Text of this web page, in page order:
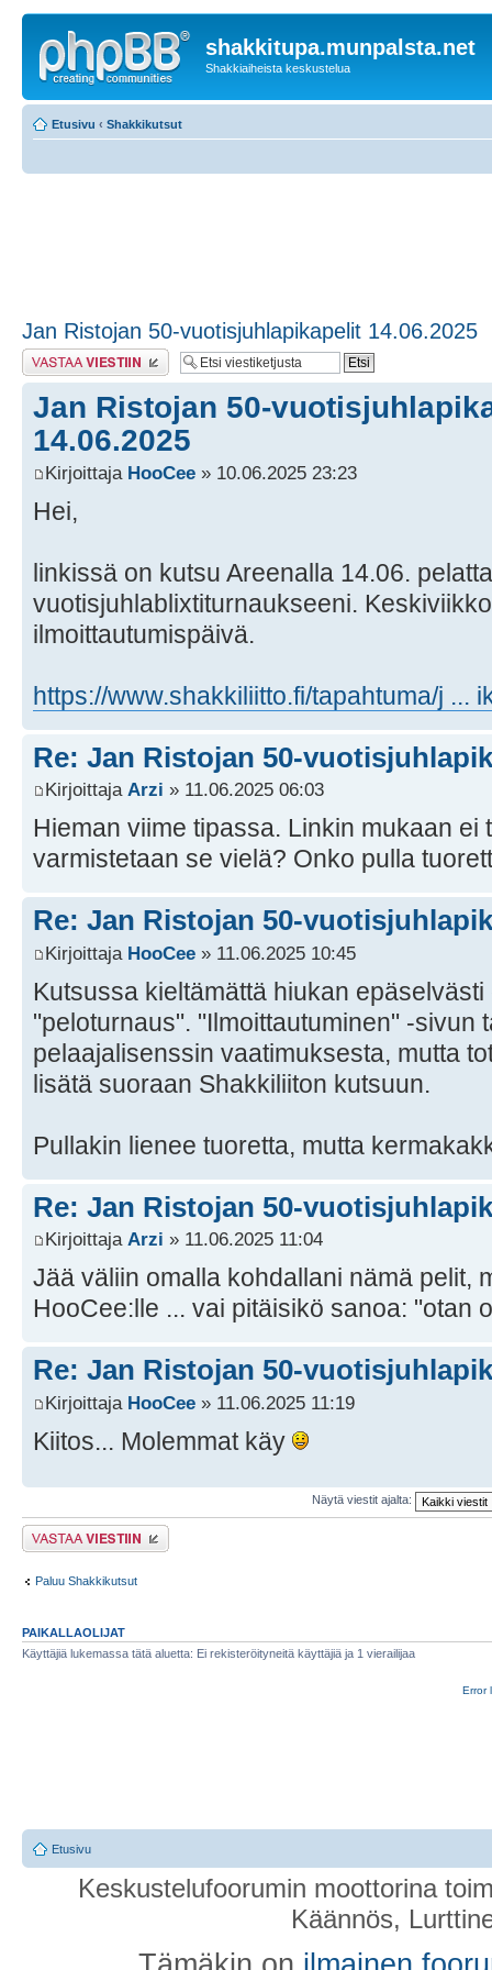
shakkitupa.munpalsta.net
Shakkiaiheista keskustelua
Etusivu ‹ Shakkikutsut
Jan Ristojan 50-vuotisjuhlapikapelit 14.06.2025
Lähetä vastaus
Jan Ristojan 50-
14.06.2025
Kirjoittaja HooCee » 10.06.2025 23:23
Hei,
linkissä on kutsu Areenalla 14.06.
vuotisjuhlablixtiturnaukseeni.
ilmoittautumispäivä.
https://www.shakkiliitto.fi/tapahtuma/j ...
Re: Jan Ristojan 50-
Kirjoittaja Arzi » 11.06.2025 06:03
Hieman viime tipassa. Linkin mukaan ei
varmistetaan se vielä? Onko pulla
Re: Jan Ristojan 50-
Kirjoittaja HooCee » 11.06.2025 10:45
Kutsussa kieltämättä hiukan
"peloturnaus". "Ilmoittautuminen" -sivun
pelaajalisenssin vaatimuksesta, mutta
lisätä suoraan Shakkiliiton kutsuun.
Pullakin lienee tuoretta, mutta
Re: Jan Ristojan 50-
Kirjoittaja Arzi » 11.06.2025 11:04
Jää väliin omalla kohdallani nämä pelit,
HooCee:lle ... vai pitäisikö sanoa: "otan
Re: Jan Ristojan 50-
Kirjoittaja HooCee » 11.06.2025 11:19
Kiitos... Molemmat käy
Näytä viestit ajalta:
Lähetä vastaus
Paluu Shakkikutsut
PAIKALLAOLIJAT
Käyttäjiä lukemassa tätä aluetta: Ei rekisteröityneitä käyttäjiä ja 1 vierailijaa
Error
Etusivu
Keskustelufoorumin moottorina
Käännös,